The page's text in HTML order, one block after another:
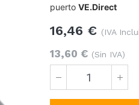
puerto VE.Direct
16,46 € (IVA
13,60 € (Sin IVA)